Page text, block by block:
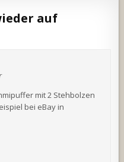
auf
mit 2 Stehbolzen
bei eBay in